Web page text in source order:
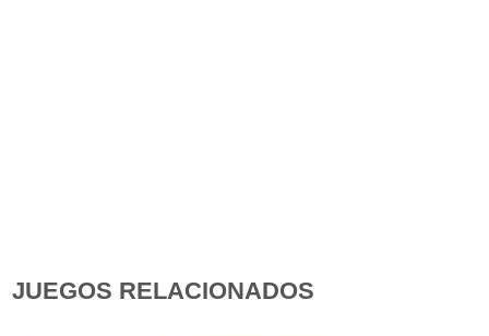
JUEGOS RELACIONADOS